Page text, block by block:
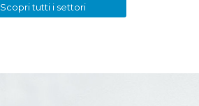
Scopri tutti i settori